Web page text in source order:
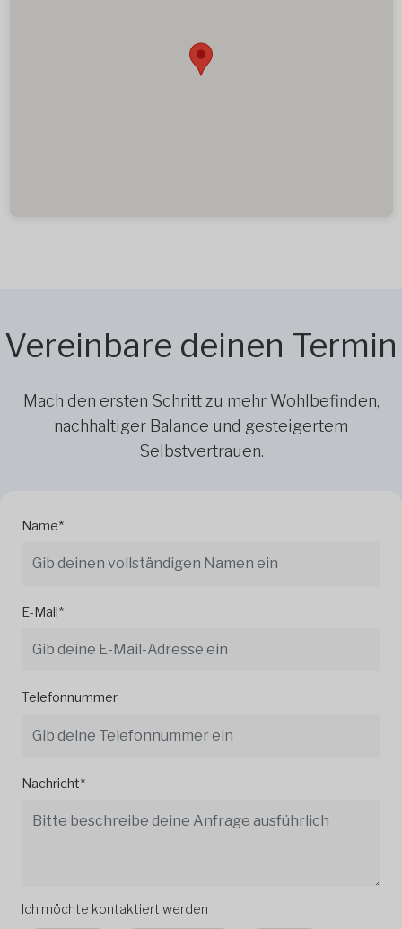
Vereinbare deinen Termin
Mach den ersten Schritt zu mehr Wohlbefinden,
nachhaltiger Balance und gesteigertem
Selbstvertrauen.
Name*
E-Mail*
Telefonnummer
Nachricht*
Ich möchte kontaktiert werden